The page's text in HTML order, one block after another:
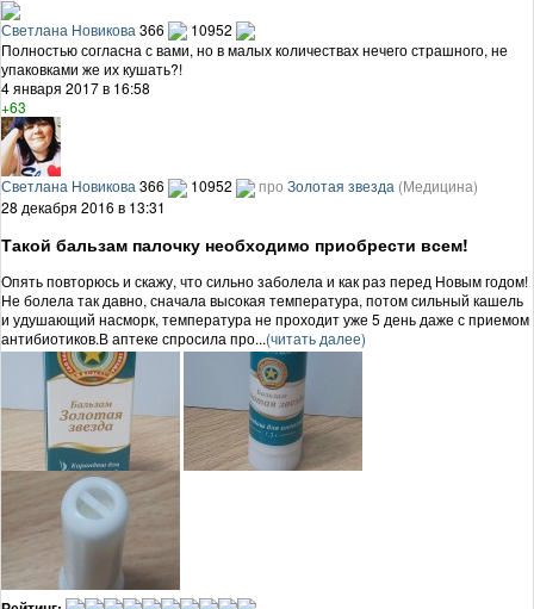
Светлана Новикова 366
10952
Полностью согласна с вами, но в малых количествах нечего страшного, не
упаковками же их кушать?!
4 января 2017 в 16:58
+63
Светлана Новикова366 10952 про Золотая звезда (Медицина)
28 декабря 2016 в 13:31
Такой бальзам палочку необходимо приобрести всем!
Опять повторюсь и скажу, что сильно заболела и как раз перед Новым годом!
Не болела так давно, сначала высокая температура, потом сильный кашель
и удушающий насморк, температура не проходит уже 5 день даже с приемом
антибиотиков.В аптеке спросила про...(читать далее)